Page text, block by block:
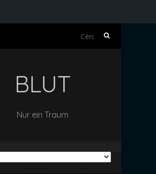
Ricerca
BLUT
Nur ein Traum